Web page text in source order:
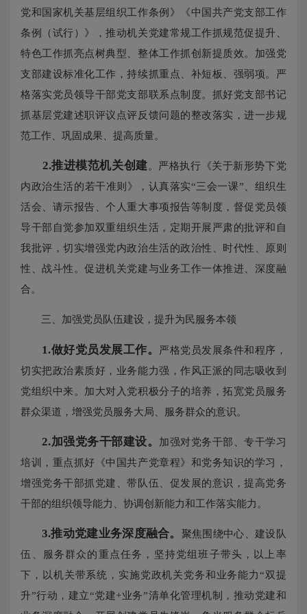
党和国家机关基层组织工作条例》《中国共产党支部工作
条例（试行）》，推动机关党建常规工作抓规范促提升、
特色工作抓亮点树典型、整体工作抓创新提质效。加强党
支部建设标准化工作，持续抓重点、补短板、强弱项。严
格落实党员领导干部党支部联系点制度。抓好党支部书记
抓基层党建述职评议点评反馈问题的整改落实，进一步规
范工作、巩固成果、提高质量。
2.推进模范机关创建。严格执行《关于新形势下党
内政治生活的若干准则》，认真落实“三会一课”、组织生
活会、请示报告、个人重大事项报告等制度，督促党员领
导干部自觉参加双重组织生活，定期开展严肃的批评和自
我批评，切实增强党内政治生活的政治性、时代性、原则
性、战斗性。促进机关党建与业务工作一体推进、深度融
合。
三、加强党员队伍建设，提升为民服务本领
1.做好党员发展工作。
严格党员发展条件和程序，
切实把政治素质好，业务能力强，作风正派的同志吸收到
党组织中来。加大对入党积极分子的培养，拓宽党员服务
群众渠道，增强党员服务大局、服务群众的意识。
2.加强党务干部建设。
加强对党务干部、专干学习
培训，重点抓好《中国共产党章程》和党务知识的学习，
增强党务干部抓党建、带队伍、促发展的意识，提高党务
干部的组织领导能力、协调创新能力和工作落实能力。
3.推动党建业务深度融合。
聚焦围绕中心、建设队
伍、服务群众的重点任务，坚持党组班子带头，以上率
下，以机关带系统，实施党政机关党务和业务能力“双提
升”行动，建立“党建+业务”清单化管理机制，推动党建和